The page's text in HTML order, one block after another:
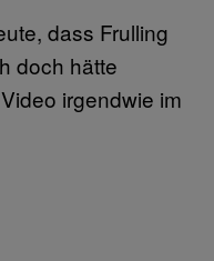
dass Frulling
doch hätte
irgendwie im